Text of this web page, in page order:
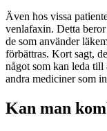
Även hos vissa
venlafaxin. Detta
de som använder
förbättras. Kort sagt,
något som kan leda
andra mediciner som
Kan man